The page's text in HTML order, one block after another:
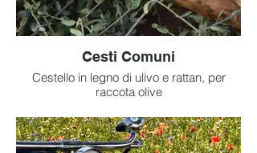
Cesti Comuni
Cestello in legno di ulivo e rattan, per
raccota olive